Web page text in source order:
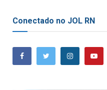
Conectado no JOL RN